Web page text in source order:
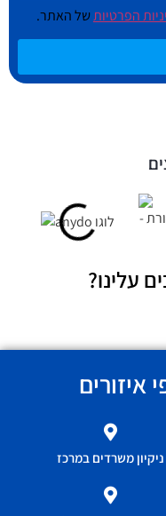
הפרטיותשל האתר.
עלינו?
איזורים
ניקיון משרדים במרכז